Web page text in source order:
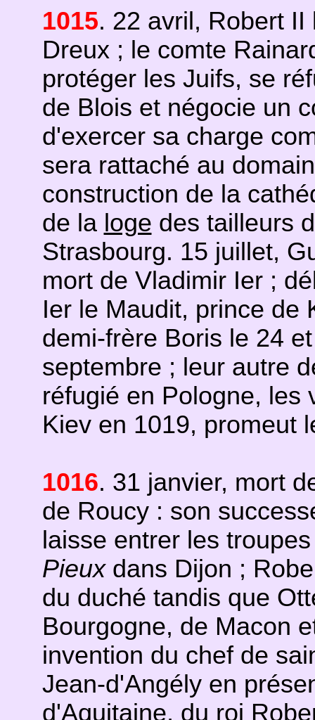
1015. 22 avril, Robert
Dreux ; le comte
protéger les Juifs, se
de Blois et négocie un
d'exercer sa charge
sera rattaché au
construction de la
de la loge des tailleurs
Strasbourg. 15 juillet,
mort de Vladimir Ier ;
Ier le Maudit, prince de
demi-frère Boris le 24
septembre ; leur autre
réfugié en Pologne, les
Kiev en 1019, promeut
1016. 31 janvier, mort
de Roucy : son
laisse entrer les
Pieuxdans Dijon ;
du duché tandis que
Bourgogne, de Macon
invention du chef de
Jean-d'Angély en
d'Aquitaine, du roi